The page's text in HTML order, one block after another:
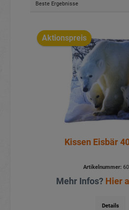
Aktionspreis
Kissen Eisbär
Artikelnummer:
Mehr Infos? Hier
Details